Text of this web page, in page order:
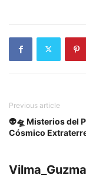
Previous article
👽🛸 Misterios del
Cósmico